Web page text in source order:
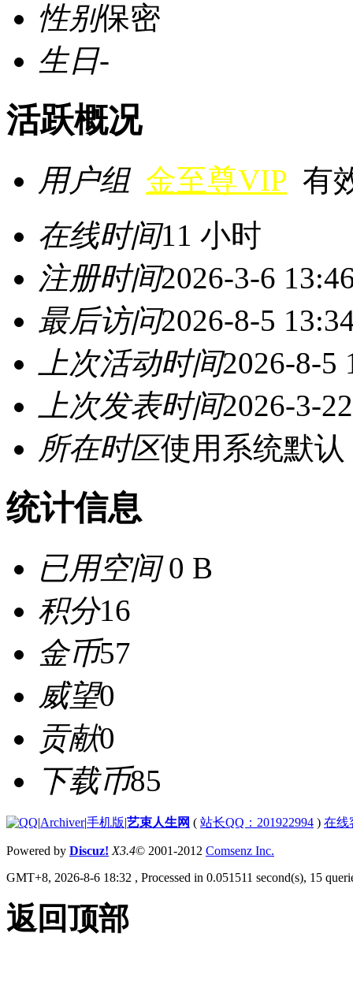
性别保密
生日-
活跃概况
用户组 金至尊VIP 有
在线时间11 小时
注册时间2026-3-6
最后访问2026-8-5
上次活动时间2026-8-5
上次发表时间2026-3-
所在时区使用系统默认
统计信息
已用空间0 B
积分16
金币57
威望0
贡献0
下载币85
|Archiver|手机版|艺束人生网 ( 站长QQ：201922994 ) 在线
Powered by Discuz! X3.4© 2001-2012 Comsenz Inc.
GMT+8, 2026-8-6 18:32 , Processed in 0.051511 second(s), 15
返回顶部